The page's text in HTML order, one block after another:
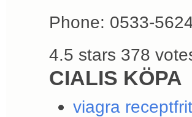
Phone: 0533-
4.5 stars 378
CIALIS KÖPA
viagra